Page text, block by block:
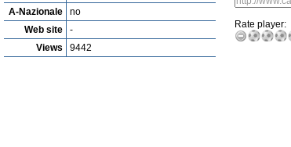
A-Nazionale
no
Web site
-
Views
9442
Rate player: